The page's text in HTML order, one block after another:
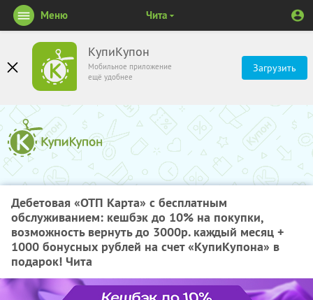
КупиКупон
Мобильное приложение
ещё удобнее
Загрузить
Меню Чита
Дебетовая «ОТП Карта» с бесплатным
обслуживанием: кешбэк до 10% на покупки,
возможность вернуть до 3000р. каждый месяц +
1000 бонусных рублей на счет «КупиКупона» в
подарок! Чита